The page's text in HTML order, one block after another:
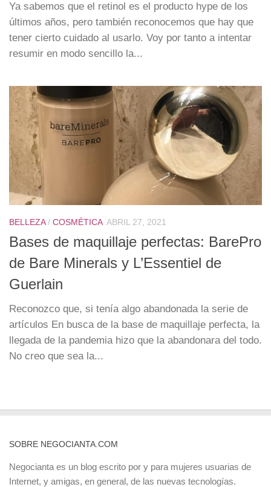
Ya sabemos que el retinol es el producto hype de los
últimos años, pero también reconocemos que hay que
tener cierto cuidado al usarlo. Voy por tanto a intentar
resumir en modo sencillo la...
BELLEZA/ COSMÉTICA ABRIL 27, 2021
Bases de maquillaje perfectas: BarePro
de Bare Minerals y L’Essentiel de
Guerlain
Reconozco que, si tenía algo abandonada la serie de
artículos En busca de la base de maquillaje perfecta, la
llegada de la pandemia hizo que la abandonara del todo.
No creo que sea la...
SOBRE NEGOCIANTA.COM
Negocianta es un blog escrito por y para mujeres usuarias de
Internet, y amigas, en general, de las nuevas tecnologías.